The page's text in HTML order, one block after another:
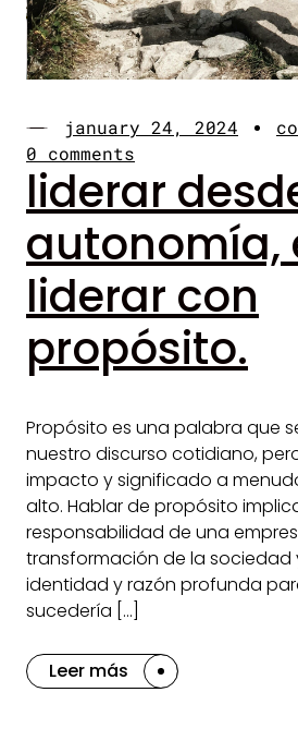
january 24, 2024
0 comments
liderar
autonomía,
liderar con
propósito.
Propósito es una palabra que
nuestro discurso cotidiano,
impacto y significado a
alto. Hablar de propósito
responsabilidad de una
transformación de la sociedad
identidad y razón profunda
sucedería […]
Leer más